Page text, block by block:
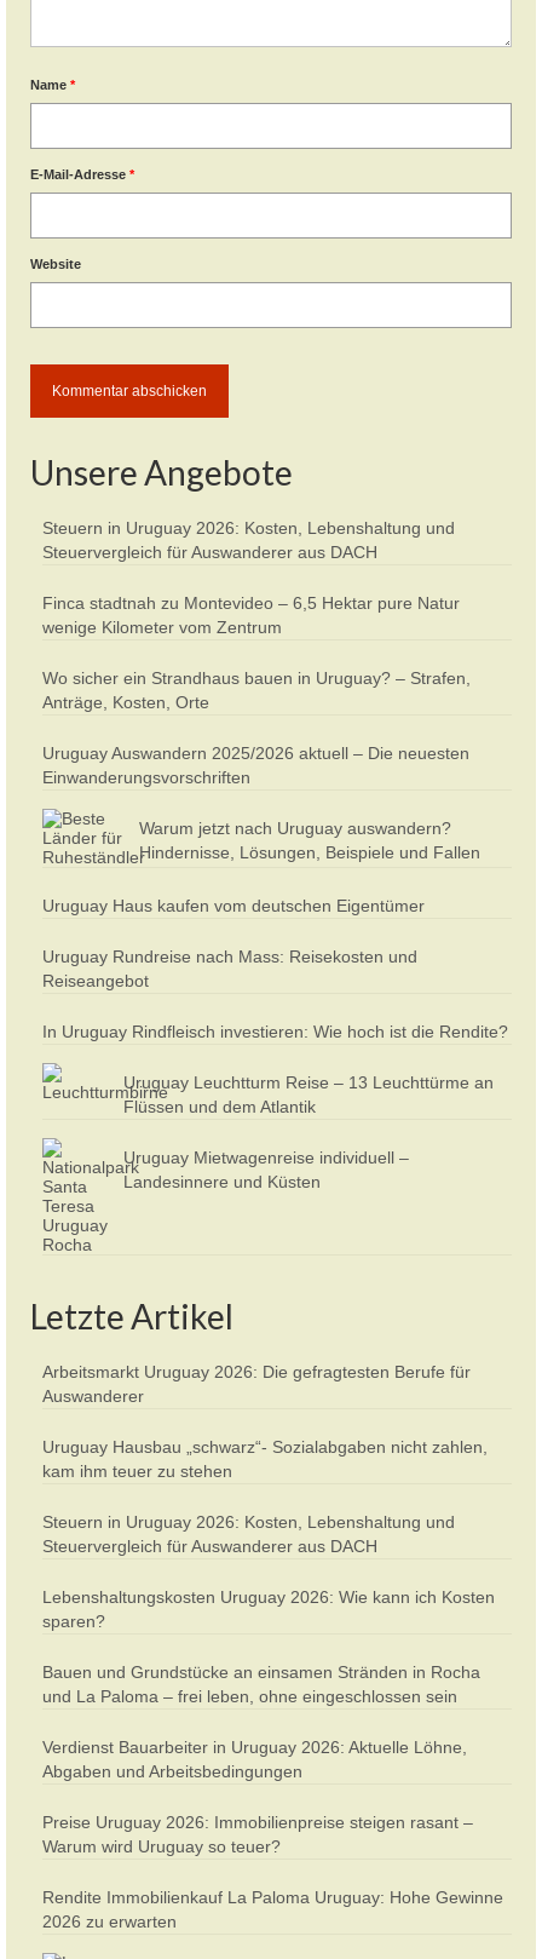
Name *
E-Mail-Adresse *
Website
Unsere Angebote
Steuern in Uruguay 2026: Kosten, Lebenshaltung und
Steuervergleich für Auswanderer aus DACH
Finca stadtnah zu Montevideo – 6,5 Hektar pure Natur
wenige Kilometer vom Zentrum
Wo sicher ein Strandhaus bauen in Uruguay? – Strafen,
Anträge, Kosten, Orte
Uruguay Auswandern 2025/2026 aktuell – Die neuesten
Einwanderungsvorschriften
Warum jetzt nach Uruguay auswandern?
Hindernisse, Lösungen, Beispiele und Fallen
Uruguay Haus kaufen vom deutschen Eigentümer
Uruguay Rundreise nach Mass: Reisekosten und
Reiseangebot
In Uruguay Rindfleisch investieren: Wie hoch ist die Rendite?
Uruguay Leuchtturm Reise – 13 Leuchttürme an
Flüssen und dem Atlantik
Uruguay Mietwagenreise individuell –
Landesinnere und Küsten
Letzte Artikel
Arbeitsmarkt Uruguay 2026: Die gefragtesten Berufe für
Auswanderer
Uruguay Hausbau „schwarz“- Sozialabgaben nicht zahlen,
kam ihm teuer zu stehen
Steuern in Uruguay 2026: Kosten, Lebenshaltung und
Steuervergleich für Auswanderer aus DACH
Lebenshaltungskosten Uruguay 2026: Wie kann ich Kosten
sparen?
Bauen und Grundstücke an einsamen Stränden in Rocha
und La Paloma – frei leben, ohne eingeschlossen sein
Verdienst Bauarbeiter in Uruguay 2026: Aktuelle Löhne,
Abgaben und Arbeitsbedingungen
Preise Uruguay 2026: Immobilienpreise steigen rasant –
Warum wird Uruguay so teuer?
Rendite Immobilienkauf La Paloma Uruguay: Hohe Gewinne
2026 zu erwarten